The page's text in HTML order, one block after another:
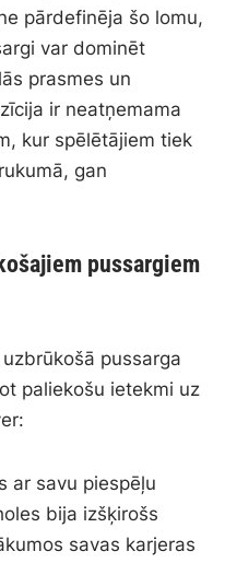
pārdefinēja šo lomu,
var dominēt
prasmes un
ir neatņemama
kur spēlētājiem tiek
gan
pussargiem
pussarga
paliekošu ietekmi uz
ar savu piespēļu
bija izšķirošs
savas karjeras